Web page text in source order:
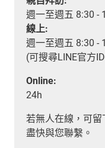
週一至週五 8:30 -
線上:
週一至週五 8:30 -
(可搜尋LINE官方
Online:
24h
若無人在線，可
盡快與您聯繫。